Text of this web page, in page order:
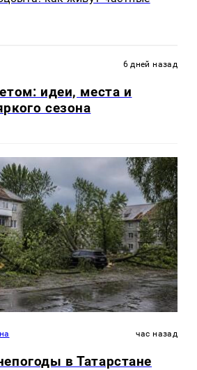
6 дней назад
идеи, места и
сезона
час назад
в Татарстане